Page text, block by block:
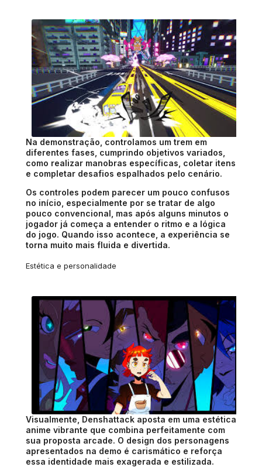
Na demonstração, controlamos um trem em
diferentes fases, cumprindo objetivos variados,
como realizar manobras específicas, coletar itens
e completar desafios espalhados pelo cenário.
Os controles podem parecer um pouco confusos
no início, especialmente por se tratar de algo
pouco convencional, mas após alguns minutos o
jogador já começa a entender o ritmo e a lógica
do jogo. Quando isso acontece, a experiência se
torna muito mais fluida e divertida.
Estética e personalidade
Visualmente, Denshattack aposta em uma estética
anime vibrante que combina perfeitamente com
sua proposta arcade. O design dos personagens
apresentados na demo é carismático e reforça
essa identidade mais exagerada e estilizada.